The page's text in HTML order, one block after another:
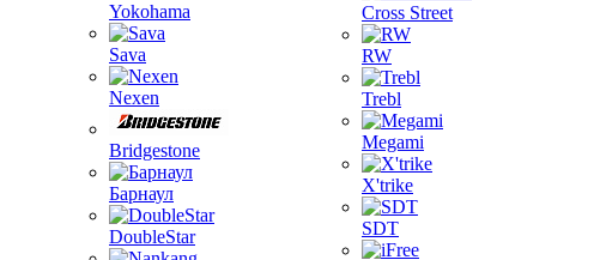
Yokohama
Sava
Nexen
Bridgestone
Барнаул
DoubleStar
Cross Street
RW
Trebl
Megami
X'trike
SDT